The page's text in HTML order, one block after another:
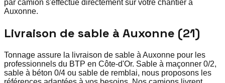
par camion s'effectue directement sur votre chantier à
Auxonne.
Livraison de sable à Auxonne (21)
Tonnage assure la livraison de sable à Auxonne pour les
professionnels du BTP en Côte-d'Or. Sable à maçonner 0/2,
sable à béton 0/4 ou sable de remblai, nous proposons les